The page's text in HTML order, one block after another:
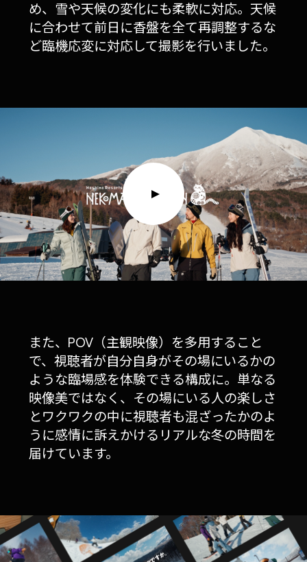
め、雪や天候の変化にも柔軟に対応。天候
に合わせて前日に香盤を全て再調整するな
ど臨機応変に対応して撮影を行いました。
また、POV（主観映像）を多用すること
で、視聴者が自分自身がその場にいるかの
ような臨場感を体験できる構成に。単なる
映像美ではなく、その場にいる人の楽しさ
とワクワクの中に視聴者も混ざったかのよ
うに感情に訴えかけるリアルな冬の時間を
届けています。